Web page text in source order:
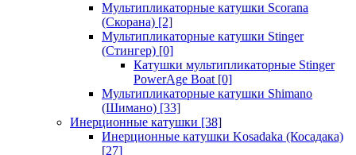
Мультипликаторные катушки Scorana
(Скорана) [2]
Мультипликаторные катушки Stinger
(Стингер) [0]
Катушки мультипликаторные Stinger
PowerAge Boat [0]
Мультипликаторные катушки Shimano
(Шимано) [33]
Инерционные катушки [38]
Инерционные катушки Kosadaka (Косадака)
[27]